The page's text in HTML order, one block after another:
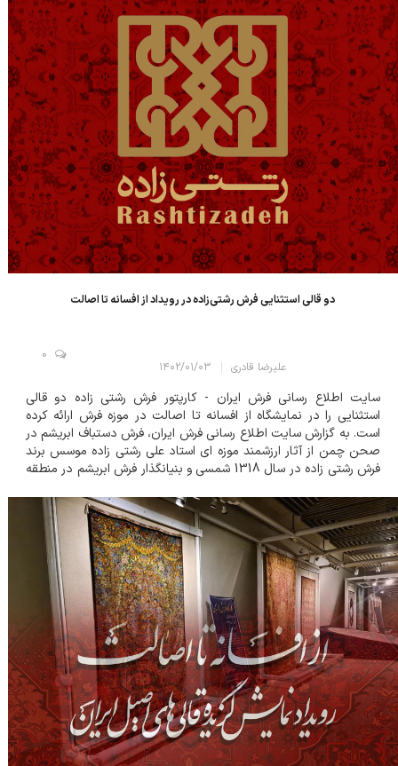
دو قالی استثنایی فرش رشتی‌زاده در رویداد از افسانه تا اصالت
علیرضا قادری ۱۴۰۲/۰۱/۰۳
0
سایت اطلاع رسانی فرش ایران - کارپتور فرش رشتی زاده دو قالی
استثنایی را در نمایشگاه از افسانه تا اصالت در موزه فرش ارائه کرده
است. به گزارش سایت اطلاع رسانی فرش ایران، فرش دستباف ابریشم در
صحن چمن از آثار ارزشمند موزه ای استاد علی رشتی زاده موسس برند
فرش رشتی زاده در سال 1318 شمسی و بنیانگذار فرش ابریشم در منطقه